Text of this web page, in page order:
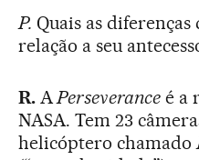
P. Quais as
relação a seu
R. APerseveranceé a
NASA. Tem 23
helicóptero chamado